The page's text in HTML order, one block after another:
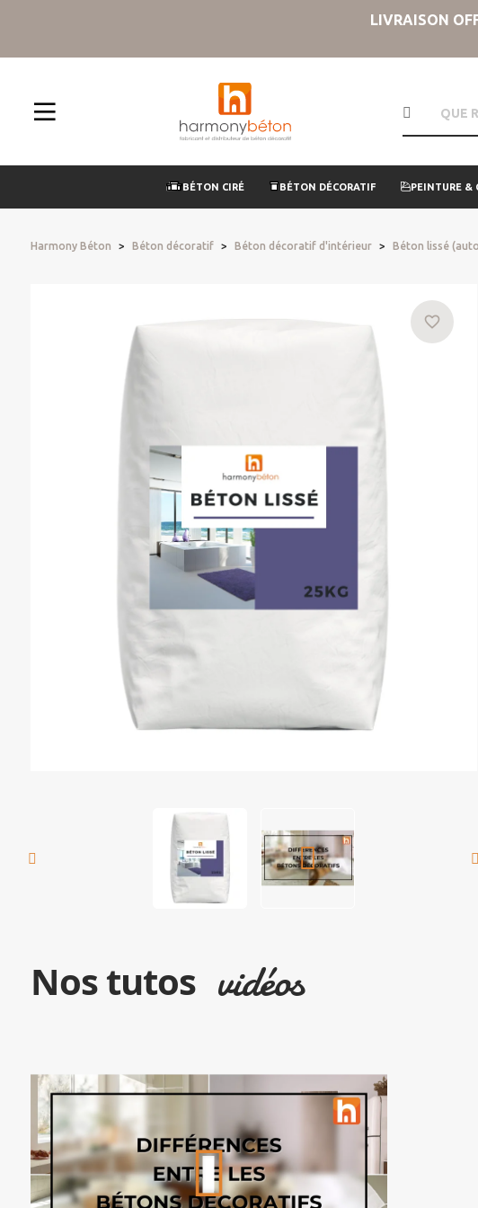
LIVRAISON
BÉTON CIRÉ BÉTON DÉCORATIF PEINTURE &
Harmony Béton Béton décoratif Béton décoratif d'intérieur Béton lissé
favorite_border
Nos tutos vidéos